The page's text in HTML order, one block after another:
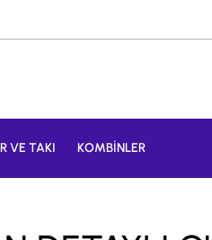
VE TAKI KOMBİNLER